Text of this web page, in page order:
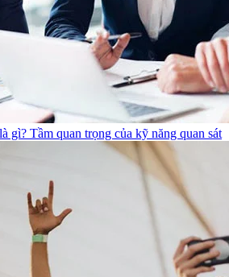
gì? Tầm quan trọng của kỹ năng quan sát